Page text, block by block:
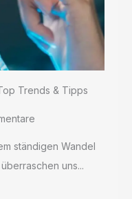
Trends & Tipps
ständigen Wandel
uns...